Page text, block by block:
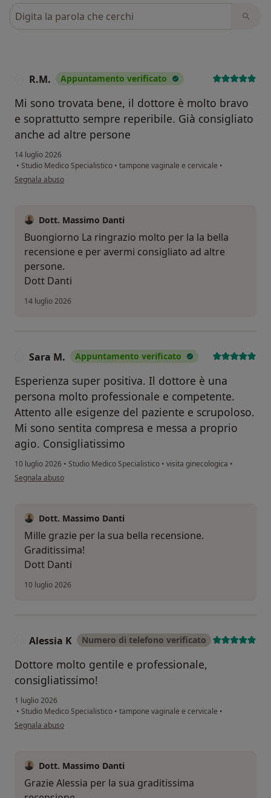
Cerca nelle recensioni
R.M. Appuntamento verificato
Mi sono trovata bene, il dottore è molto bravo
e soprattutto sempre reperibile. Già consigliato
anche ad altre persone
14 luglio 2026
• Studio Medico Specialistico • tampone vaginale e cervicale •
secondo l'opinione dell'utente R.M.
Segnala abuso
Dott. Massimo Danti
Buongiorno La ringrazio molto per la la bella
recensione e per avermi consigliato ad altre
persone.
Dott Danti
14 luglio 2026
Sara M. Appuntamento verificato
Esperienza super positiva. Il dottore è una
persona molto professionale e competente.
Attento alle esigenze del paziente e scrupoloso.
Mi sono sentita compresa e messa a proprio
agio. Consigliatissimo
10 luglio 2026 • Studio Medico Specialistico • visita ginecologica •
secondo l'opinione dell'utente Sara M.
Segnala abuso
Dott. Massimo Danti
Mille grazie per la sua bella recensione.
Graditissima!
Dott Danti
10 luglio 2026
Alessia K Numero di telefono verificato
Dottore molto gentile e professionale,
consigliatissimo!
1 luglio 2026
• Studio Medico Specialistico • tampone vaginale e cervicale •
secondo l'opinione dell'utente Alessia K
Segnala abuso
Dott. Massimo Danti
Grazie Alessia per la sua graditissima